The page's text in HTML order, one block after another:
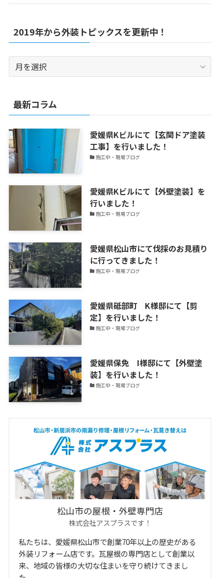
2019年から外装トピックスを更新中！
2019
年
ら
外
ト
ピ
ッ
ク
ス
を
中！
最新コラム
愛媛県Kビルにて【玄関ドア塗装
工事】を行いました！
施工中・現場ブログ
愛媛県Kビルにて【外壁塗装】を
行いました！
施工中・現場ブログ
愛媛県松山市にて伐採のお見積り
に行ってきました！
施工中・現場ブログ
愛媛県砥部町 K様邸にて【剪
定】を行いました！
施工中・現場ブログ
愛媛県保免 I様邸にて【外壁塗
装】を行いました！
施工中・現場ブログ
松山市の屋根・外壁専門店
株式会社アスプラスです！
私たちは、愛媛県松山市で創業70年以上の歴史がある
外装リフォーム店です。瓦屋根の専門店として創業以
来、地域の皆様の大切な住まいを守り続けてきまし